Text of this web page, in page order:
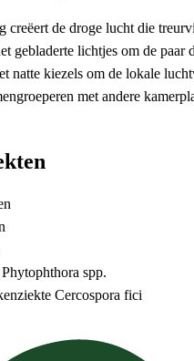
creëert de droge lucht die
gebladerte lichtjes om de paar
natte kiezels om de lokale
met andere
Phytophthora spp.
Cercospora fici